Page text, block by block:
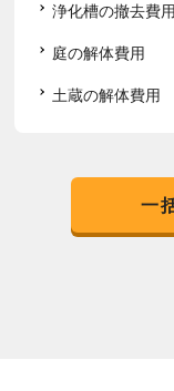
浄化槽の撤去費用
庭の解体費用
土蔵の解体費用
一